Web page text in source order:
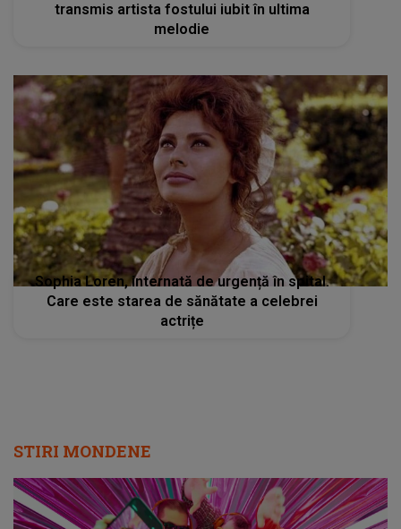
transmis artista fostului iubit în ultima
melodie
Sophia Loren, internată de urgență în spital.
Care este starea de sănătate a celebrei
actrițe
STIRI MONDENE